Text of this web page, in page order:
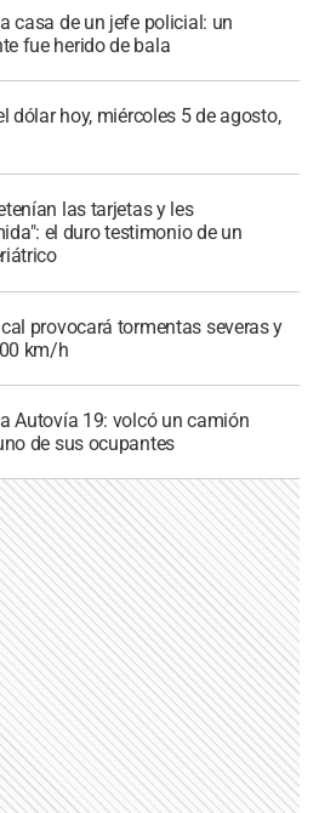
casa de un jefe policial: un
fue herido de bala
dólar hoy, miércoles 5 de agosto,
las tarjetas y les
el duro testimonio de un
provocará tormentas severas y
km/h
Autovía 19: volcó un camión
de sus ocupantes